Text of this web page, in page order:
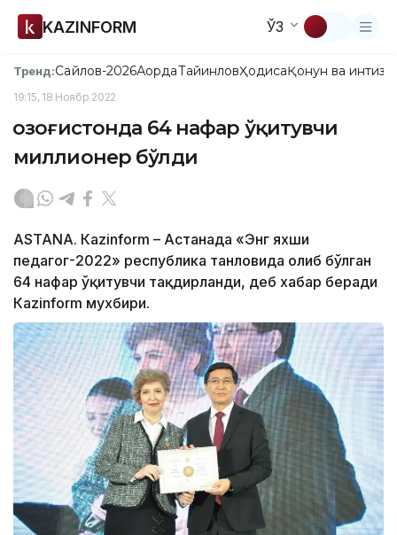
KAZINFORM ЎЗ
Тренд:Сайлов-2026АқордаТайинловҲодисаҚонун ва
19:15, 18 Ноябр 2022
Қозоғистонда 64 нафар ўқитувчи
миллионер бўлди
ASTANA. Кazinform – Астанада «Энг яхши
педагог-2022» республика танловида ғолиб бўлган
64 нафар ўқитувчи тақдирланди, деб хабар беради
Кazinform мухбири.